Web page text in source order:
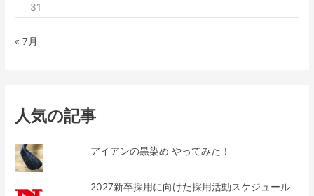
31
« 7月
人気の記事
アイアンの黒染め やってみた！
2027新卒採用に向けた採用活動スケジュール